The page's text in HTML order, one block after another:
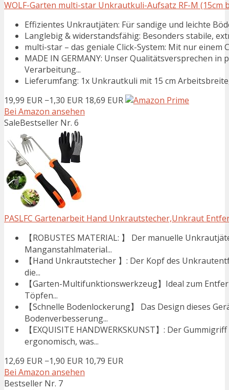
WOLF-Garten multi-star Unkrautkuli-Aufsatz RF-M
Effizientes Unkrautjäten: Für sandige und leichte
Langlebig & widerstandsfähig: Besonders stabile,
multi-star – das geniale Click-System: Mit nur einem
MADE IN GERMANY: Unser Qualitätsversprechen
Verarbeitung...
Lieferumfang: 1x Unkrautkuli mit 15 cm
19,99 EUR −1,30 EUR 18,69 EUR
Bei Amazon ansehen
SaleBestseller Nr. 6
PASLFC Gartenarbeit Hand Unkrautstecher,Unkraut
【ROBUSTES MATERIAL: 】 Der manuelle
Manganstahlmaterial...
【Hand Unkrautstecher 】: Der Kopf des
die...
【Garten-Multifunktionswerkzeug】Ideal zum
Töpfen...
【Schnelle Bodenlockerung】 Das Design dieses
Bodenverbesserung...
【EXQUISITE HANDWERKSKUNST】: Der
ergonomisch, was...
12,69 EUR −1,90 EUR 10,79 EUR
Bei Amazon ansehen
Bestseller Nr. 7